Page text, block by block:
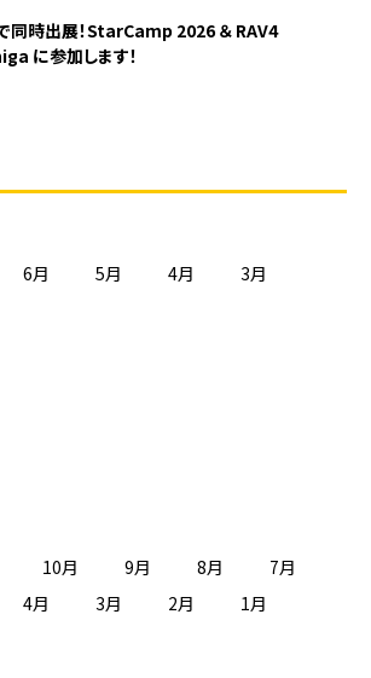
同時出展！StarCamp 2026 ＆ RAV4
に参加します！
6月 5月 4月
3月
10月 9月 8月
7月
4月 3月 2月
1月